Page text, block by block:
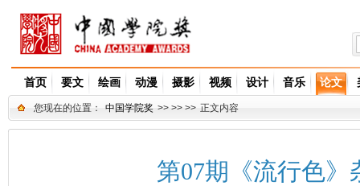
首页 要文 绘画 动漫 摄影 视频 设计 音乐 论文
您现在的位置： 中国学院奖 >> >> >> 正文内容
第07期《流行色》